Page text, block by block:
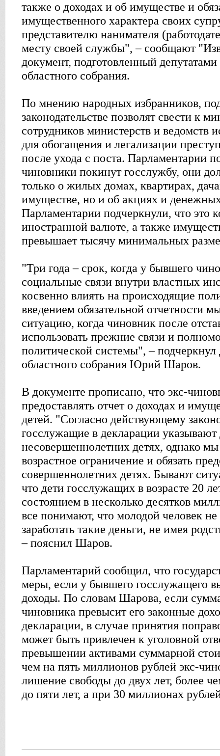
также о доходах и об имуществе и
имущественного характера своих
представителю нанимателя
месту своей службы", – сообщают
документ, подготовленный
областного собрания.
По мнению народных избранников,
законодательстве позволят свести к
сотрудников министерств и ведомств
для обогащения и легализации
после ухода с поста. Парламентарии
чиновники покинут госслужбу, они
только о жилых домах, квартирах,
имуществе, но и об акциях и
Парламентарии подчеркнули, что это
иностранной валюте, а также
превышает тысячу минимальных
"Три года – срок, когда у бывшего
социальные связи внутри властных
косвенно влиять на происходящие
введением обязательной отчетности
ситуацию, когда чиновник после
использовать прежние связи и
политической системы", – подчеркнул
областного собрания Юрий Шаров.
В документе прописано, что экс-
предоставлять отчет о доходах и
детей. "Согласно действующему
госслужащие в декларации
несовершеннолетних детях, однако мы
возрастное ограничение и обязать
совершеннолетних детях. Бывают
что дети госслужащих в возрасте 20
состоянием в несколько десятков
все понимают, что молодой человек
заработать такие деньги, не имея
– пояснил Шаров.
Парламентарий сообщил, что
меры, если у бывшего госслужащего
доходы. По словам Шарова, если
чиновника превысит его законные
декларации, в случае принятия
может быть привлечен к уголовной
превышении активами суммарной
чем на пять миллионов рублей экс-
лишение свободы до двух лет, более
до пяти лет, а при 30 миллионах